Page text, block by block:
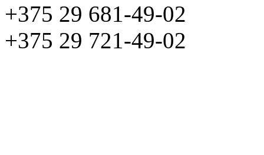
+375 29 681-49-02
+375 29 721-49-02